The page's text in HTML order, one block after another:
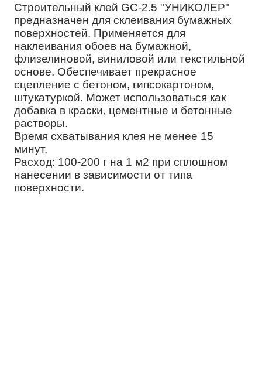
Строительный клей GC-2.5 "УНИКОЛЕР"
предназначен для склеивания бумажных
поверхностей. Применяется для
наклеивания обоев на бумажной,
флизелиновой, виниловой или текстильной
основе. Обеспечивает прекрасное
сцепление с бетоном, гипсокартоном,
штукатуркой. Может использоваться как
добавка в краски, цементные и бетонные
растворы.
Время схватывания клея не менее 15
минут.
Расход: 100-200 г на 1 м2 при сплошном
нанесении в зависимости от типа
поверхности.